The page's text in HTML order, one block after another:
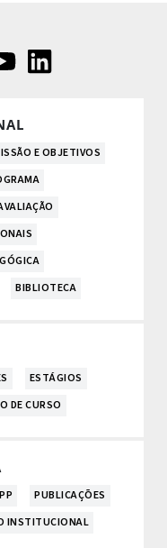
E OBJETIVOS
BIBLIOTECA
ESTÁGIOS
DE CURSO
PUBLICAÇÕES
INSTITUCIONAL